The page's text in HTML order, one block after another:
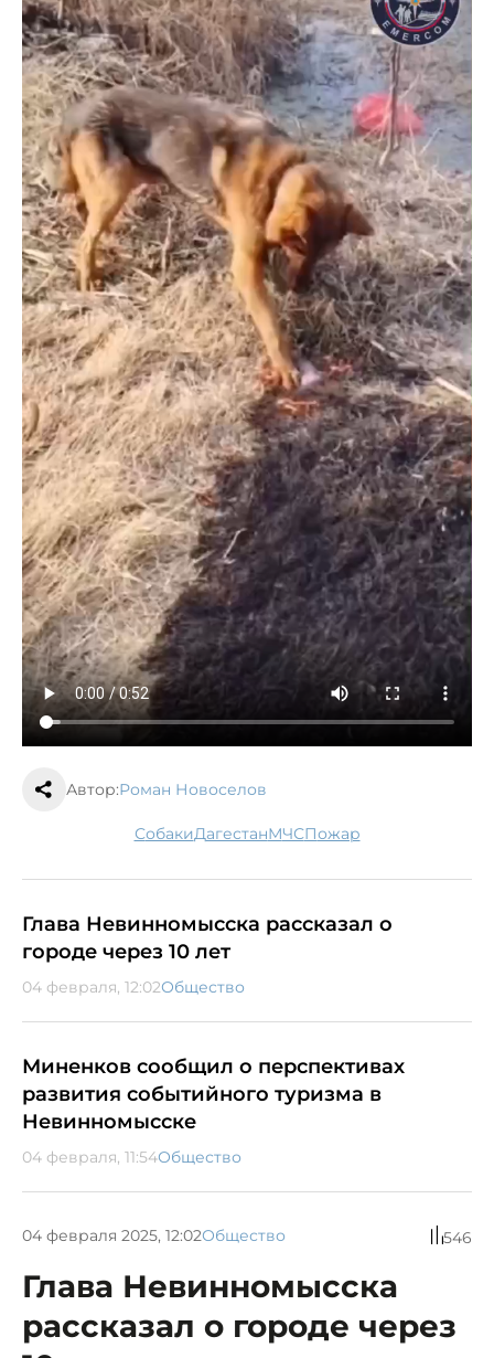
Автор:Роман Новоселов
собаки Дагестан МЧС пожар
Глава Невинномысска рассказал о
городе через 10 лет
04 февраля, 12:02Общество
Миненков сообщил о перспективах
развития событийного туризма в
Невинномысске
04 февраля, 11:54Общество
04 февраля 2025, 12:02Общество 546
Глава Невинномысска
рассказал о городе через